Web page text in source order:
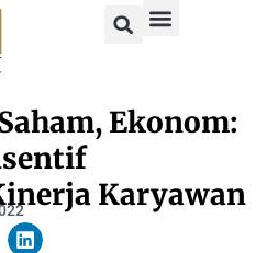
Ekonom:
Karyawan